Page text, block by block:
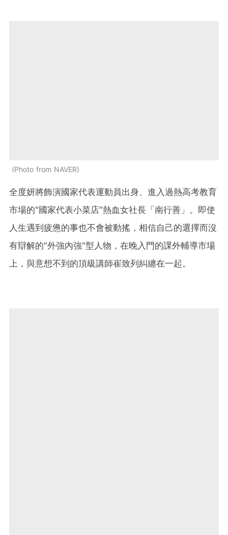
Photo from NAVER
全度妍將飾演國家代表運動員出身、進入過熱高考教育
市場的"國家代表小菜店"熱血女社長「南行善」。即使
人生遇到疲憊的事也不會被動搖，相信自己的選擇而沒
有辯解的"外強內強"型人物，在晚入門的課外輔導市場
上，與意想不到的頂級講師崔致列糾纏在一起。